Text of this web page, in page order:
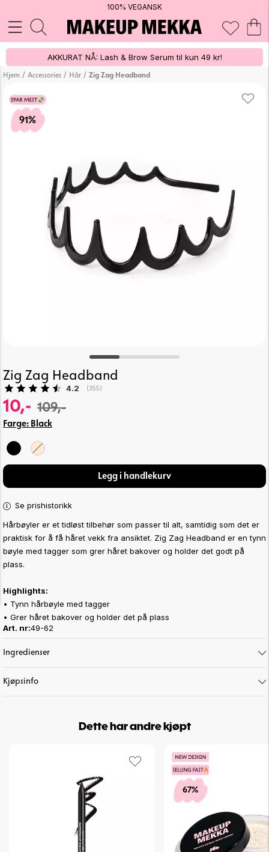
100% VEGANSK
AKKURAT NÅ: Lash & Brow Serum til kun 49 kr!
Hjem / Accessories / Hår / Zig Zag Headband
91%
Zig Zag Headband
Gjennomsnittskarakter:
4.2 (stemmer:
355)
10,- 109,-
Farge: Black
Legg i handlekurv
Se prishistorikk
Hårbøyler er et tidløst tilbehør som passer til alt, samtidig som det er
praktisk for å få håret vekk fra ansiktet. Zig Zag Headband er en tynn
bøyle med tagger som grer håret bakover og holder det godt på
plass.
Highlights:
• Tynn hårbøyle med tagger
• Grer håret bakover og holder det på plass
Art. nr:49-62
Ingredienser
Kjøpsinfo
Dette har andre kjøpt
67%